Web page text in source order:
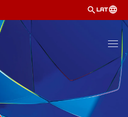
LAT